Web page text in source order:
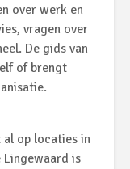
over werk en
vragen over
De gids van
of brengt
op locaties in
Lingewaard is